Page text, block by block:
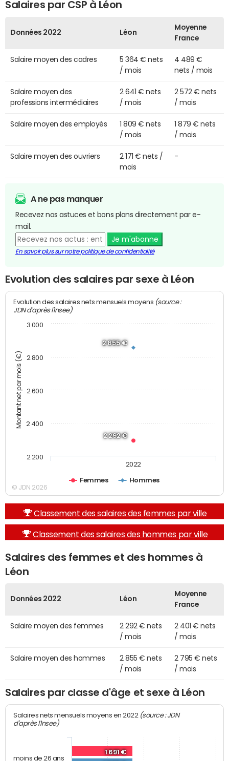
Salaires par CSP à Léon
Données 2022 Léon
Moyenne
France
Salaire moyen des cadres
5 364 € nets
/ mois
4 489 €
nets / mois
Salaire moyen des
professions intermédiaires
2 641 € nets
/ mois
2 572 € nets
/ mois
Salaire moyen des employés
1 809 € nets
/ mois
1 879 € nets
/ mois
Salaire moyen des ouvriers
2 171 € nets /
mois
-
A ne pas manquer
Recevez nos astuces et bons plans directement par e-
mail.
Je m'abonne
En savoir plus sur notre politique de confidentialité
Evolution des salaires par sexe à Léon
Montant net par mois (€)
Evolution des salaires nets mensuels moyens (source :
JDN d'après l'Insee)
2 292 €
2 855 €
Femmes Hommes
2022
2 200
2 400
2 600
2 800
3 000
© JDN 2026
Classement des salaires des femmes par ville
Classement des salaires des hommes par ville
Salaires des femmes et des hommes à
Léon
Données 2022 Léon
Moyenne
France
Salaire moyen des femmes
2 292 € nets
/ mois
2 401 € nets
/ mois
Salaire moyen des hommes
2 855 € nets
/ mois
2 795 € nets
/ mois
Salaires par classe d'âge et sexe à Léon
Salaires nets mensuels moyens en 2022 (source : JDN
d'après l'Insee)
1 691 €
moins de 26 ans